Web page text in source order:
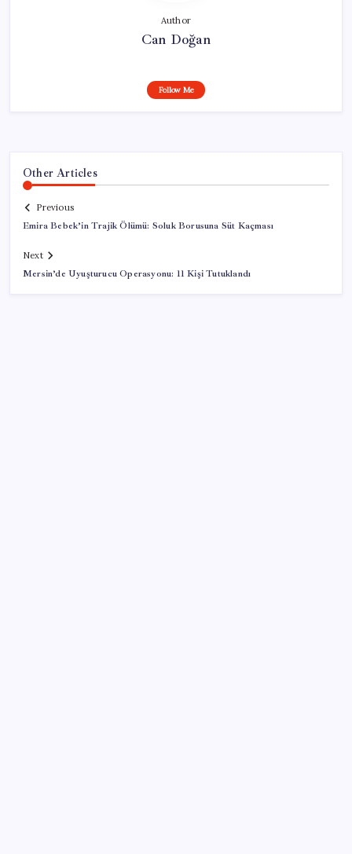
Author
Can Doğan
Follow Me
Other Articles
Previous
Emira Bebek’in Trajik Ölümü: Soluk Borusuna Süt Kaçması
Next
Mersin’de Uyuşturucu Operasyonu: 11 Kişi Tutuklandı